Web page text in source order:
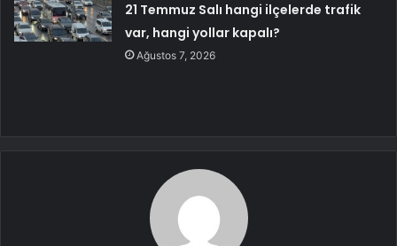
21 Temmuz Salı hangi ilçelerde trafik
var, hangi yollar kapalı?
Ağustos 7, 2026